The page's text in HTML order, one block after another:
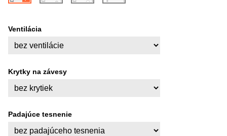
Ventilácia
Krytky na závesy
Padajúce tesnenie